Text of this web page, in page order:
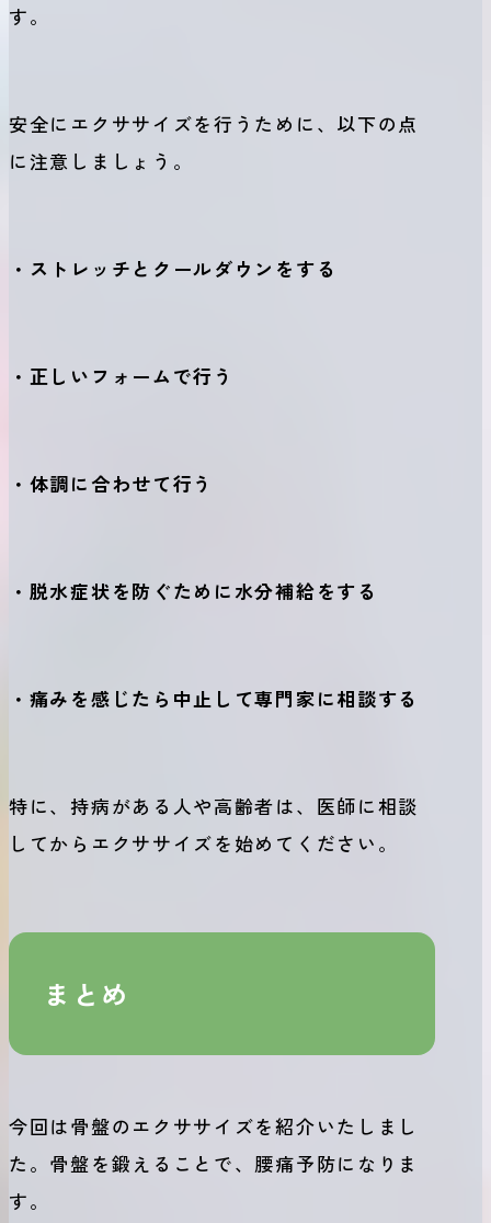
す。
安全にエクササイズを行うために、以下の点
に注意しましょう。
・ストレッチとクールダウンをする
・正しいフォームで行う
・体調に合わせて行う
・脱水症状を防ぐために水分補給をする
・痛みを感じたら中止して専門家に相談する
特に、持病がある人や高齢者は、医師に相談
してからエクササイズを始めてください。
まとめ
今回は骨盤のエクササイズを紹介いたしまし
た。骨盤を鍛えることで、腰痛予防になりま
す。